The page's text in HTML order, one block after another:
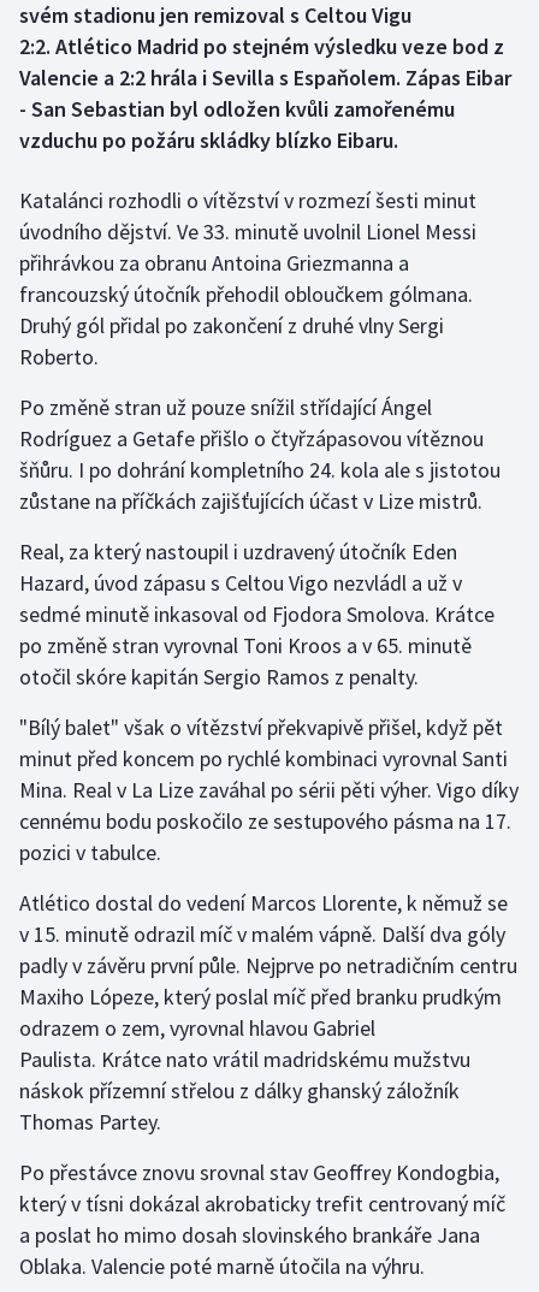
Dostihy
Florbal
Futsal
Golf
Gymnastika
Házená
Judo
Krasobruslení
Lezení
Lyže a snowboard
Moderní pětiboj
Motorsport
Olympijské hry
Parasport
Plavání
Plážový volejbal
Ragby
Rychlobruslení
Rychlostní kanoistika
Short track
svém stadionu jen remizoval s Celtou Vigu
2:2. Atlético Madrid po stejném výsledku veze bod z
Valencie a 2:2 hrála i Sevilla s Espaňolem. Zápas Eibar
- San Sebastian byl odložen kvůli zamořenému
vzduchu po požáru skládky blízko Eibaru.
Katalánci rozhodli o vítězství v rozmezí šesti minut
úvodního dějství. Ve 33. minutě uvolnil Lionel Messi
přihrávkou za obranu Antoina Griezmanna a
francouzský útočník přehodil obloučkem gólmana.
Druhý gól přidal po zakončení z druhé vlny Sergi
Roberto.
Po změně stran už pouze snížil střídající Ángel
Rodríguez a Getafe přišlo o čtyřzápasovou vítěznou
šňůru. I po dohrání kompletního 24. kola ale s jistotou
zůstane na příčkách zajišťujících účast v Lize mistrů.
Real, za který nastoupil i uzdravený útočník Eden
Hazard, úvod zápasu s Celtou Vigo nezvládl a už v
sedmé minutě inkasoval od Fjodora Smolova. Krátce
po změně stran vyrovnal Toni Kroos a v 65. minutě
otočil skóre kapitán Sergio Ramos z penalty.
"Bílý balet" však o vítězství překvapivě přišel, když pět
minut před koncem po rychlé kombinaci vyrovnal Santi
Mina. Real v La Lize zaváhal po sérii pěti výher. Vigo díky
cennému bodu poskočilo ze sestupového pásma na 17.
pozici v tabulce.
Atlético dostal do vedení Marcos Llorente, k němuž se
v 15. minutě odrazil míč v malém vápně. Další dva góly
padly v závěru první půle. Nejprve po netradičním centru
Maxiho Lópeze, který poslal míč před branku prudkým
odrazem o zem, vyrovnal hlavou Gabriel
Paulista. Krátce nato vrátil madridskému mužstvu
náskok přízemní střelou z dálky ghanský záložník
Thomas Partey.
Po přestávce znovu srovnal stav Geoffrey Kondogbia,
který v tísni dokázal akrobaticky trefit centrovaný míč
a poslat ho mimo dosah slovinského brankáře Jana
Oblaka. Valencie poté marně útočila na výhru.